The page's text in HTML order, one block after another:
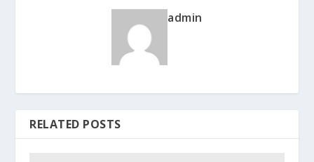
admin
RELATED POSTS